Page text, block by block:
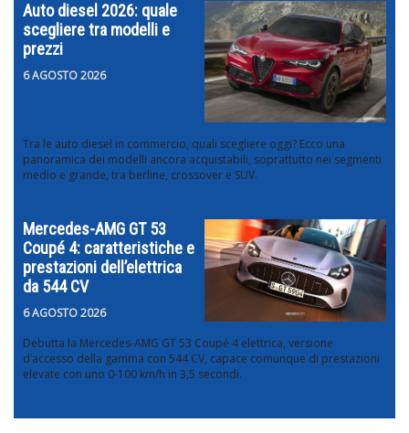
Auto diesel 2026: quale
scegliere tra modelli e
prezzi
6 AGOSTO 2026
Tra le auto diesel in commercio, quali scegliere oggi? Ecco una
panoramica dei modelli ancora acquistabili, soprattutto nei segmenti
medio e grande, tra berline, crossover e SUV.
Mercedes-AMG GT 53
Coupé 4: caratteristiche e
prestazioni dell’elettrica
da 544 CV
6 AGOSTO 2026
Debutta la Mercedes-AMG GT 53 Coupé 4 elettrica, versione
d’accesso della gamma con 544 CV, capace comunque di prestazioni
elevate con uno 0-100 km/h in 3,5 secondi.